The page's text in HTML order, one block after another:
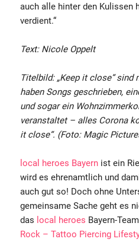
auch alle hinter den Kulissen
verdient.“
Text: Nicole Oppelt
Titelbild: „Keep it close“ sind
haben Songs geschrieben,
und sogar ein
veranstaltet – alles Corona
it close“. (Foto: Magic
local heroes Bayern ist ein
wird es ehrenamtlich und
auch gut so! Doch ohne
gemeinsame Sache geht es
das local heroes Bayern-
Rock – Tattoo Piercing